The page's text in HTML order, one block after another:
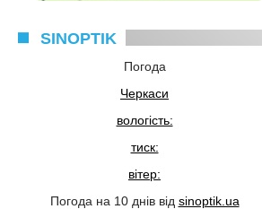
SINOPTIK
Погода
Черкаси
вологість:
тиск:
вітер:
Погода на 10 днів від sinoptik.ua